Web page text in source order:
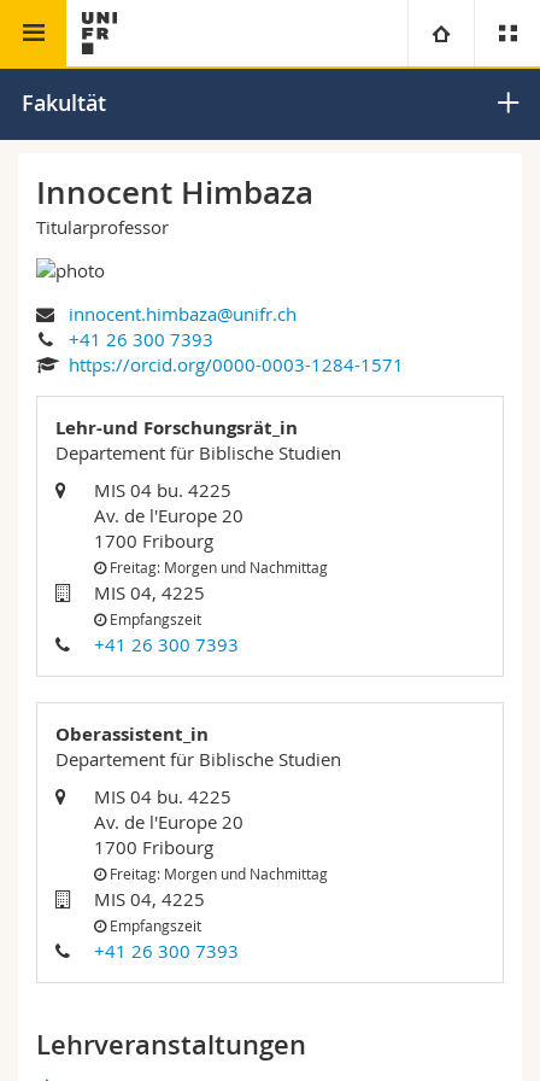
Universität
Campus
Universität
Weiterbildung
Theologische Fak.
Wirtschafts- und Sozialwissenschaftliche Fak.
Philosophische Fak.
Fak. für Erziehungs- und Bildungswissenschaften
Math.-Nat. und Med. Fak.
Interfakultär
Informationen für
Studierende
Medien
Forschende
Mitarbeitende
Doktorierende
Personenverzeichnis
Ortsplan
Bibliotheken
Webmail
Vorlesungsverzeichnis
Fakultät
Innocent Himbaza
Titularprofessor
innocent.himbaza@unifr.ch
+41 26 300 7393
https://orcid.org/0000-0003-1284-1571
Lehr-und Forschungsrät_in
Departement für Biblische Studien
MIS 04 bu. 4225
Av. de l'Europe 20
1700 Fribourg
Freitag: Morgen und Nachmittag
MIS 04, 4225
Empfangszeit
+41 26 300 7393
Oberassistent_in
Departement für Biblische Studien
MIS 04 bu. 4225
Av. de l'Europe 20
1700 Fribourg
Freitag: Morgen und Nachmittag
MIS 04, 4225
Empfangszeit
+41 26 300 7393
Lehrveranstaltungen